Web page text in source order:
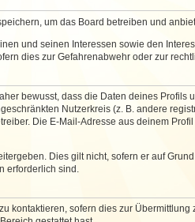
um das Board betreiben und
und seinen Interessen sowie den
dies zur Gefahrenabwehr oder zur
bewusst, dass die Daten deines
Nutzerkreis (z. B. andere
Die E-Mail-Adresse aus deinem
Dies gilt nicht, sofern er auf
erforderlich sind.
kontaktieren, sofern dies zur